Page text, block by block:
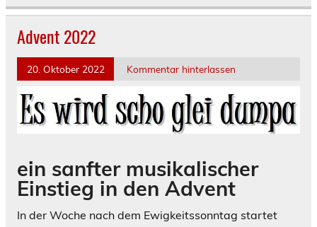
Advent 2022
20. Oktober 2022 Kommentar hinterlassen
ein sanfter musikalischer
Einstieg in den Advent
In der Woche nach dem Ewigkeitssonntag startet